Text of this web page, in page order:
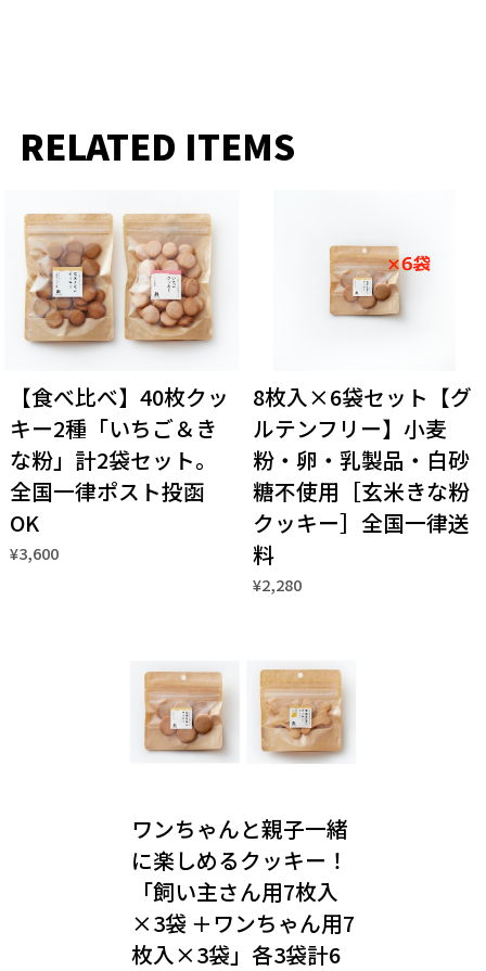
RELATED ITEMS
【食べ比べ】40枚クッ
キー2種「いちご＆き
な粉」計2袋セット。
全国一律ポスト投函
OK
¥3,600
8枚入×6袋セット【グ
ルテンフリー】小麦
粉・卵・乳製品・白砂
糖不使用［玄米きな粉
クッキー］全国一律送
料
¥2,280
ワンちゃんと親子一緒
に楽しめるクッキー！
「飼い主さん用7枚入
×3袋 ＋ワンちゃん用7
枚入×3袋」各3袋計6